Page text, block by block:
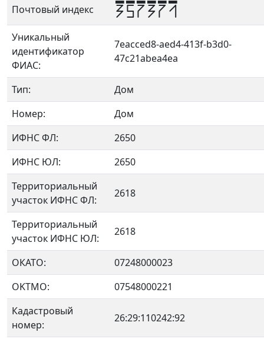
Почтовый индекс 357371
Уникальный
идентификатор
ФИАС:
7eacced8-aed4-413f-b3d0-
47c21abea4ea
Тип:
Дом
Номер:
Дом
ИФНС ФЛ:
2650
ИФНС ЮЛ:
2650
Территориальный
участок ИФНС ФЛ:
2618
Территориальный
участок ИФНС ЮЛ:
2618
ОКАТО:
07248000023
OKTMO:
07548000221
Кадастровый
номер:
26:29:110242:92